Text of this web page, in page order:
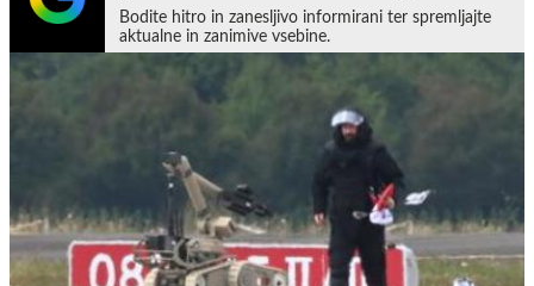
Bodite hitro in zanesljivo informirani ter spremljajte
aktualne in zanimive vsebine.